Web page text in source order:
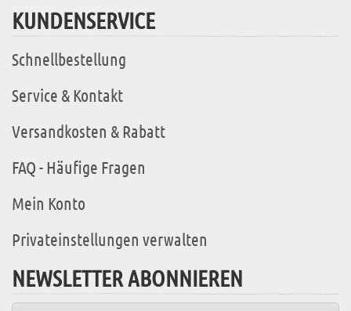
KUNDENSERVICE
Schnellbestellung
Service & Kontakt
Versandkosten & Rabatt
FAQ - Häufige Fragen
Mein Konto
Privateinstellungen verwalten
NEWSLETTER ABONNIEREN